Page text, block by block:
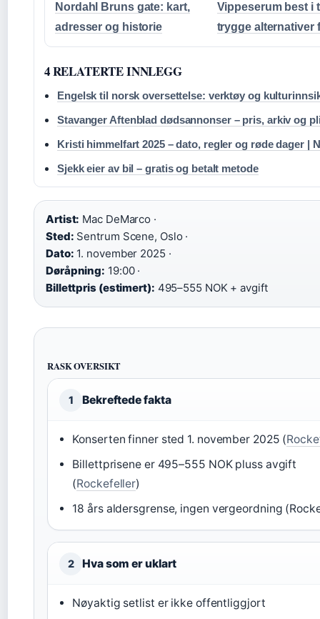
Nordahl Bruns gate: kart,
adresser og historie
Vippeserum best i
trygge alternativer
4 RELATERTE INNLEGG
Engelsk til norsk oversettelse: verktøy og
Stavanger Aftenblad dødsannonser – pris, arkiv og
Kristi himmelfart 2025 – dato, regler og røde dager |
Sjekk eier av bil – gratis og betalt metode
Artist: Mac DeMarco ·
Sted: Sentrum Scene, Oslo ·
Dato: 1. november 2025 ·
Døråpning: 19:00 ·
Billettpris (estimert): 495–555 NOK + avgift
RASK OVERSIKT
1 Bekreftede fakta
Konserten finner sted 1. november 2025 (
Billettprisene er 495–555 NOK pluss avgift
(Rockefeller)
18 års aldersgrense, ingen vergeordning
2 Hva som er uklart
Nøyaktig setlist er ikke offentliggjort